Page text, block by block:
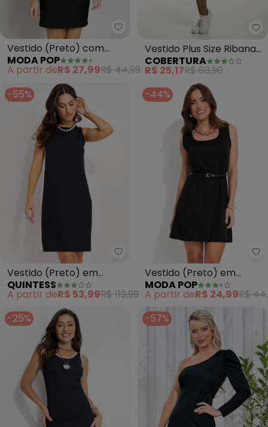
Moda Pop - Vestido (Preto)
Vestido (Preto) com
Faixa no Decote
Formando X
MODA POP
A partir deR$ 27,99R$ 44,99
Vestido Plus Size Ribana
(Preto)
COBERTURA
R$ 25,17R$ 83,90
-55%
Quintess - Vestido (Preto) em
Vestido (Preto) em
Malha Crepe
QUINTESS
A partir deR$ 53,99R$ 119,99
-44%
Vestido (Preto) em
Malha
MODA POP
A partir deR$ 24,99R$
-25%
-57%